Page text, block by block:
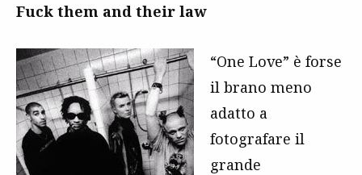
Fuck them and their law
“One Love” è forse
il brano meno
adatto a
fotografare il
grande